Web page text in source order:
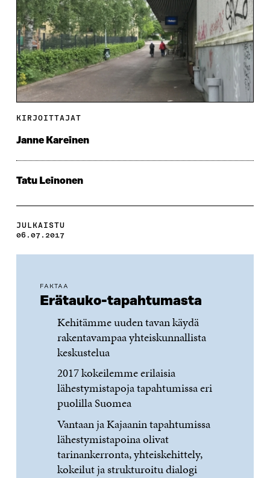
KIRJOITTAJAT
Janne Kareinen
Tatu Leinonen
JULKAISTU
06.07.2017
FAKTAA
Erätauko-tapahtumasta
Kehitämme uuden tavan käydä
rakentavampaa yhteiskunnallista
keskustelua
2017 kokeilemme erilaisia
lähestymistapoja tapahtumissa eri
puolilla Suomea
Vantaan ja Kajaanin tapahtumissa
lähestymistapoina olivat
tarinankerronta, yhteiskehittely,
kokeilut ja strukturoitu dialogi